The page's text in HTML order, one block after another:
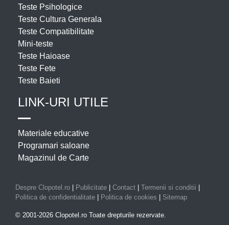
Teste Psihologice
Teste Cultura Generala
Teste Compatibilitate
Mini-teste
Teste Haioase
Teste Fete
Teste Baieti
LINK-URI UTILE
Materiale educative
Programari saloane
Magazinul de Carte
Despre Clopotel.ro Publicitate Contact Termenii si conditii
Politica de confidentialitate
Politica de cookies Sitemap
© 2001-2026 Clopotel.ro Toate drepturile rezervate.